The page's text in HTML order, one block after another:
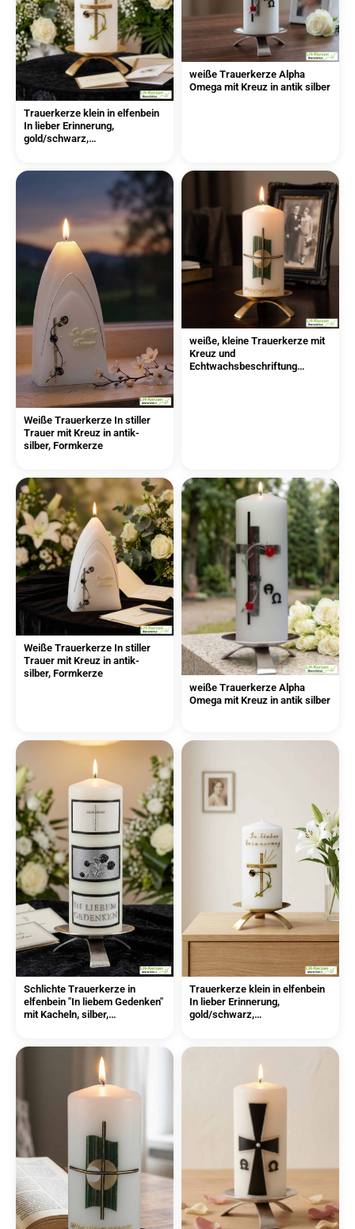
Trauerkerze klein in elfenbein
In lieber Erinnerung,
gold/schwarz,
weiße Trauerkerze Alpha
Omega mit Kreuz in antik silber
Weiße Trauerkerze In stiller
Trauer mit Kreuz in antik-
silber, Formkerze
weiße, kleine Trauerkerze mit
Kreuz und
Echtwachsbeschriftung
Weiße Trauerkerze In stiller
Trauer mit Kreuz in antik-
silber, Formkerze
weiße Trauerkerze Alpha
Omega mit Kreuz in antik silber
Schlichte Trauerkerze in
elfenbein "In liebem Gedenken"
mit Kacheln, silber,
Trauerkerze klein in elfenbein
In lieber Erinnerung,
gold/schwarz,